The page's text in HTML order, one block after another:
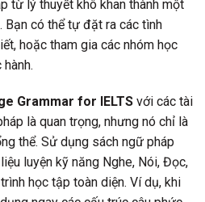
từ lý thuyết khô khan thành một
có thể tự đặt ra các tình
hoặc tham gia các nhóm học
Grammar for IELTS với các tài
là quan trọng, nhưng nó chỉ là
thể. Sử dụng sách ngữ pháp
luyện kỹ năng Nghe, Nói, Đọc,
học tập toàn diện. Ví dụ, khi